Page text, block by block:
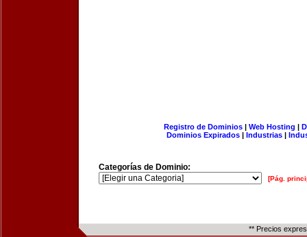
Registro de Dominios| Web Hosting |
Dominios Expirados | Industrias |
Categorías de Dominio:
[Pág.
** Precios